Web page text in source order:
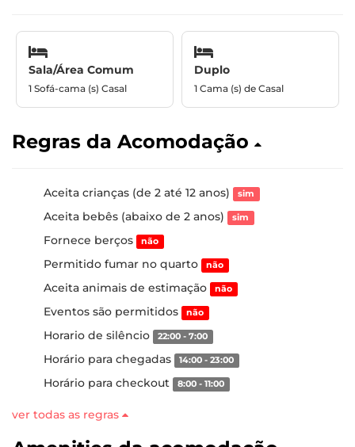
Sala/Área Comum
1 Sofá-cama (s) Casal
Duplo
1 Cama (s) de Casal
Regras da Acomodação
Aceita crianças (de 2 até 12 anos) sim
Aceita bebês (abaixo de 2 anos) sim
Fornece berços não
Permitido fumar no quarto não
Aceita animais de estimação não
Eventos são permitidos não
Horario de silêncio 22:00 - 7:00
Horário para chegadas 14:00 - 23:00
Horário para checkout 8:00 - 11:00
ver todas as regras